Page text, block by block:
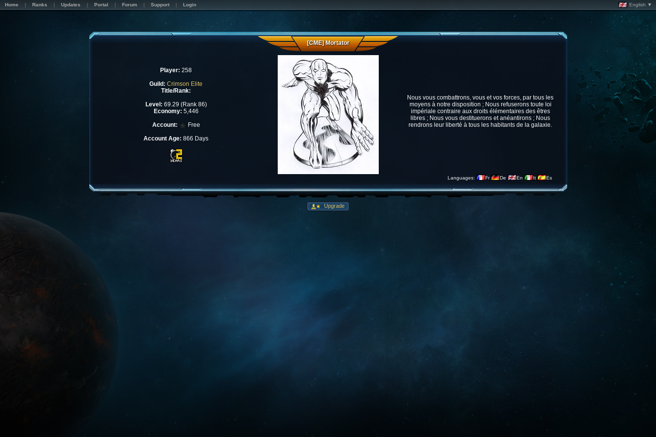
Home Ranks Updates Portal Forum Support Login English ▼
[CME] Mortator
Player: 258
Guild: Crimson Elite
Title/Rank:
Level: 69.29 (Rank 86)
Economy: 5,446
Account:
Free
Account Age: 866 Days
Nous vous combattrons, vous et vos forces, par tous les
moyens à notre disposition ; Nous refuserons toute loi
impériale contraire aux droits élémentaires des êtres
libres ; Nous vous destituerons et anéantirons ; Nous
rendrons leur liberté à tous les habitants de la galaxie.
Languages: Fr De En It Es
Upgrade